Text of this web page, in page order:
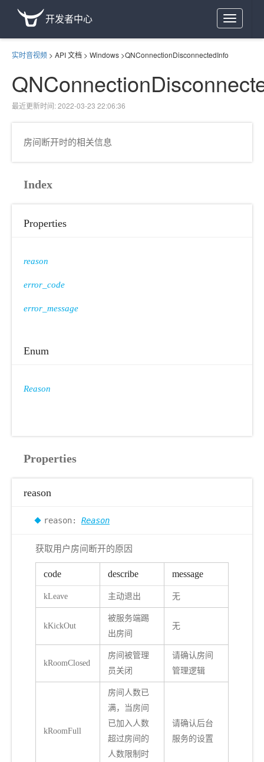
Toggle
navigation
开发者中心
实时音视频 > API 文档 > Windows >QNConnectionDisconnectedInfo
最近更新时间: 2022-03-23 22:06:36
房间断开时的相关信息
Index
Properties
reason
error_code
error_message
Enum
Reason
Properties
reason
reason: Reason
获取用户房间断开的原因
code describe message
kLeave 主动退出 无
kKickOut
被服务端踢
出房间
无
kRoomClosed
房间被管理
员关闭
请确认房间
管理逻辑
kRoomFull
房间人数已
满，当房间
已加入人数
超过房间的
人数限制时
请确认后台
服务的设置